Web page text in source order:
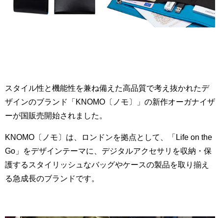
スタイル性と機能性を兼ね備えた高品質で考え抜かれたデ
ザインのブランド「KNOMO〔ノモ〕」の新作オーガナイザ
ーが国販売開始されました。
KNOMO〔ノモ〕は、ロンドンを拠点として、「Life on the
Go」をデザインテーマに、デジタルアクセサリを収納・保
護するスタイリッシュなバッグやケースの製品を取り揃え
る急成長のブランドです。